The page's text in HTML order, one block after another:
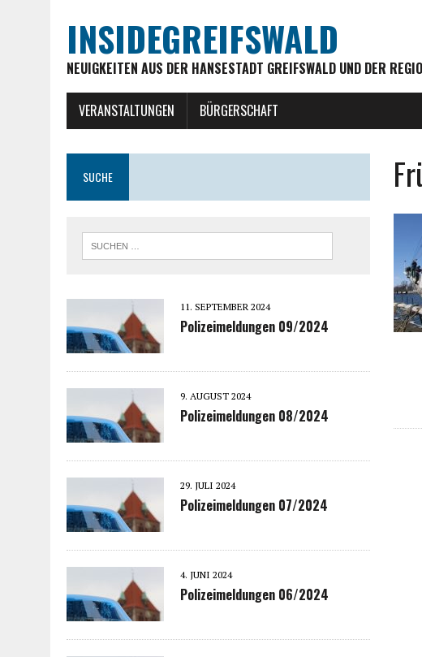
INSIDEGREIFSWALD
NEUIGKEITEN AUS DER HANSESTADT GREIFSWALD UND DER
VERANSTALTUNGEN BÜRGERSCHAFT
SUCHE
11. SEPTEMBER 2024
Polizeimeldungen 09/2024
9. AUGUST 2024
Polizeimeldungen 08/2024
29. JULI 2024
Polizeimeldungen 07/2024
4. JUNI 2024
Polizeimeldungen 06/2024